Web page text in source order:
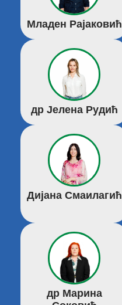
Младен Рајаковић
др Јелена Рудић
Дијана Смаилагић
др Марина